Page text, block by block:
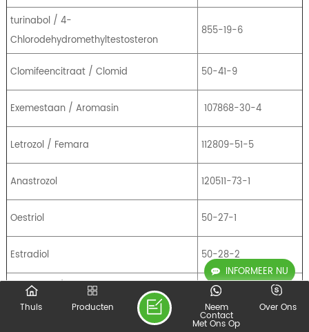
INFORMEER NU
turinabol / 4-
Chlorodehydromethyltestosteron
855-19-6
Clomifeencitraat / Clomid 50-41-9
Exemestaan ​​/ Aromasin 107868-30-4
Letrozol / Femara 112809-51-5
Anastrozol 120511-73-1
Oestriol 50-27-1
Estradiol 50-28-2
Stanozolol / Winstrol poeder
injecteerbaar
10418-03-8
Thuis Producten Over Ons
Neem
Contact
Met Ons Op